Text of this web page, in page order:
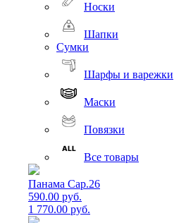
Носки
Шапки
Сумки
Шарфы и варежки
Маски
Повязки
Все товары
Панама Cap.26
590.00 руб.
1 770.00 руб.